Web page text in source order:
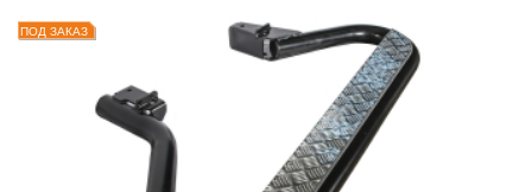
ПОД ЗАКАЗ